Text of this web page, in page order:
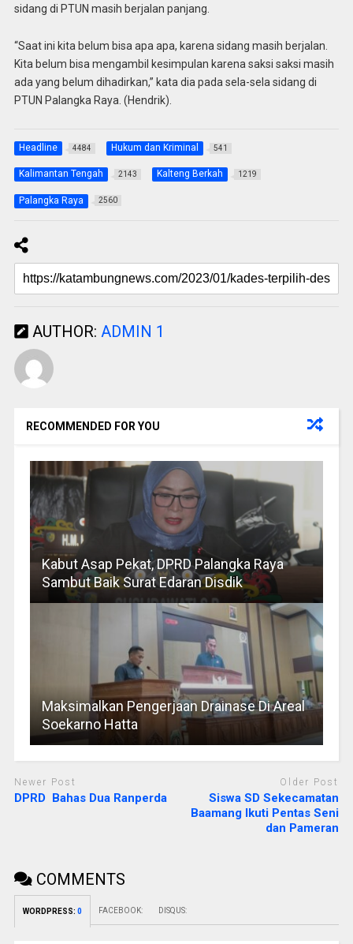
sidang di PTUN masih berjalan panjang.
“Saat ini kita belum bisa apa apa, karena sidang masih berjalan.
Kita belum bisa mengambil kesimpulan karena saksi saksi masih
ada yang belum dihadirkan,” kata dia pada sela-sela sidang di
PTUN Palangka Raya. (Hendrik).
Headline 4484 Hukum dan Kriminal 541
Kalimantan Tengah 2143 Kalteng Berkah 1219
Palangka Raya 2560
AUTHOR: ADMIN 1
RECOMMENDED FOR YOU
Kabut Asap Pekat, DPRD Palangka Raya
Sambut Baik Surat Edaran Disdik
Maksimalkan Pengerjaan Drainase Di Areal
Soekarno Hatta
Newer Post
DPRD Bahas Dua Ranperda
Older Post
Siswa SD Sekecamatan
Baamang Ikuti Pentas Seni
dan Pameran
COMMENTS
WORDPRESS: 0 FACEBOOK: DISQUS: